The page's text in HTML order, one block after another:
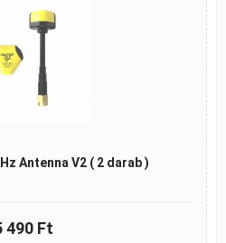
Antenna V2 ( 2 darab )
490 Ft